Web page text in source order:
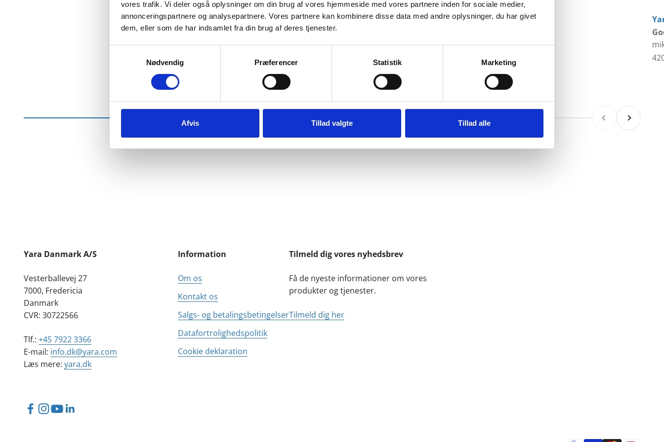
vores trafik. Vi deler også oplysninger om din brug af vores hjemmeside med vores partnere inden for sociale medier,
annonceringspartnere og analysepartnere. Vores partnere kan kombinere disse data med andre oplysninger, du har givet
dem, eller som de har indsamlet fra din brug af deres tjenester.
Nødvendig
Præferencer Statistik Marketing
Afvis Tillad valgte Tillad alle
ForrigeNæste
Gødningsaktuelt
Yara Danmark A/S
Vesterballevej 27
7000, Fredericia
Danmark
CVR: 30722566
Tlf.: +45 7922 3366
E-mail: info.dk@yara.com
Læs mere: yara.dk
Information
Om os
Kontakt os
Salgs- og betalingsbetingelser
Datafortrolighedspolitik
Cookie deklaration
Tilmeld dig vores nyhedsbrev
Få de nyeste informationer om vores
produkter og tjenester.
Tilmeld dig her